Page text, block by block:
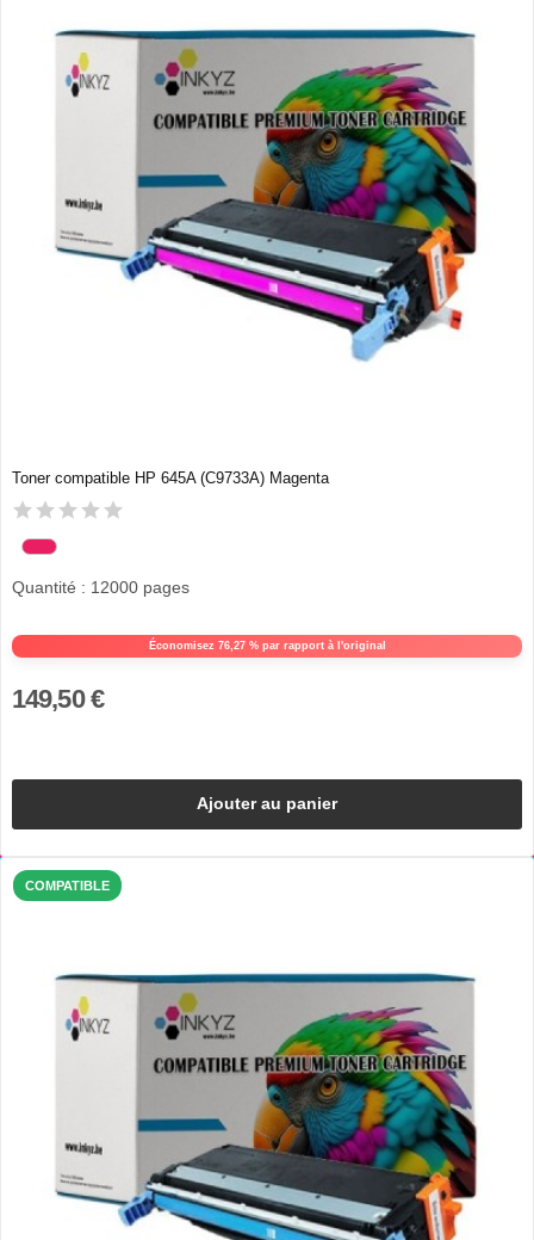
Toner compatible HP 645A (C9733A) Magenta
Économisez 76,27 % par rapport à l'original
Quantité : 12000 pages
149,50 €
Ajouter au panier
COMPATIBLE